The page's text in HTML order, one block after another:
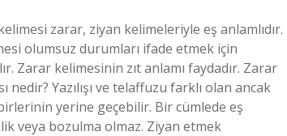
zarar, ziyan kelimeleriyle eş anlamlıdır.
olumsuz durumları ifade etmek için
Zarar kelimesinin zıt anlamı faydadır. Zarar
Yazılışı ve telaffuzu farklı olan ancak
yerine geçebilir. Bir cümlede eş
veya bozulma olmaz. Ziyan etmek